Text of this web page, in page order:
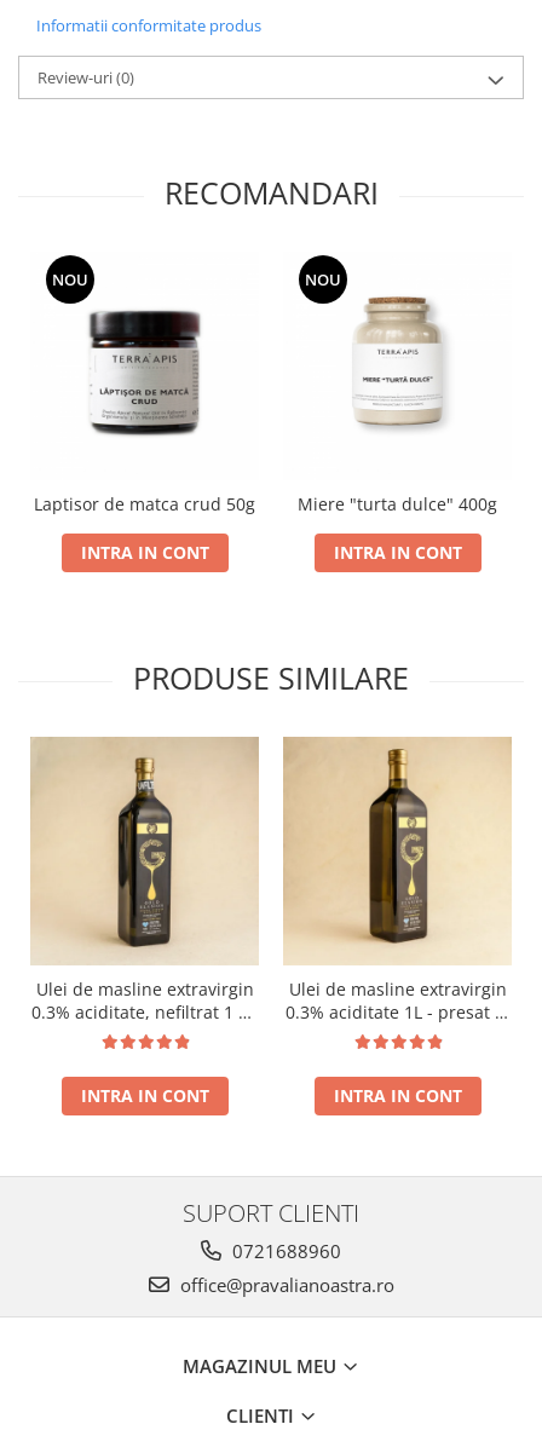
Informatii conformitate produs
Review-uri(0)
RECOMANDARI
NOU
Laptisor de matca crud 50g
INTRA IN CONT
NOU
Miere "turta dulce" 400g
INTRA IN CONT
PRODUSE SIMILARE
Ulei de masline extravirgin
0.3% aciditate, nefiltrat 1 L -
presat la rece RECOLTA
INTRA IN CONT
Ulei de masline extravirgin
0.3% aciditate 1L - presat la
rece RECOLTA NOUA
INTRA IN CONT
SUPORT CLIENTI
0721688960
office@pravalianoastra.ro
MAGAZINUL MEU
CLIENTI